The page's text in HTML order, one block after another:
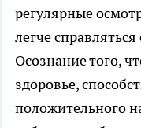
регулярные
легче
Осознание того,
здоровье,
положительного